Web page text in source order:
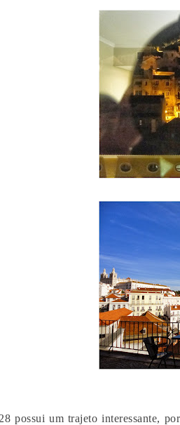
possui um trajeto interessante,